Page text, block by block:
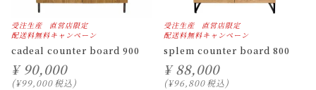
受注生産
直営店限定
配送料無料キャンペーン
cadeal counter board 900
¥ 90,000
¥99,000税込
受注生産
直営店限定
配送料無料キャンペーン
splem counter board 800
¥ 88,000
¥96,800税込